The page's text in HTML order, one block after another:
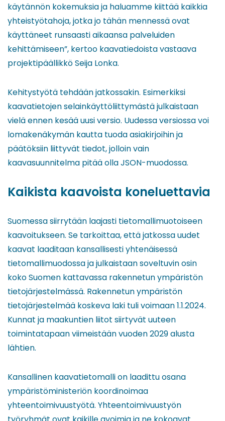
käytännön kokemuksia ja haluamme kiittää kaikkia
yhteistyötahoja, jotka jo tähän mennessä ovat
käyttäneet runsaasti aikaansa palveluiden
kehittämiseen”, kertoo kaavatiedoista vastaava
projektipäällikkö Seija Lonka.
Kehitystyötä tehdään jatkossakin. Esimerkiksi
kaavatietojen selainkäyttöliittymästä julkaistaan
vielä ennen kesää uusi versio. Uudessa versiossa voi
lomakenäkymän kautta tuoda asiakirjoihin ja
päätöksiin liittyvät tiedot, jolloin vain
kaavasuunnitelma pitää olla JSON-muodossa.
Kaikista kaavoista koneluettavia
Suomessa siirrytään laajasti tietomallimuotoiseen
kaavoitukseen. Se tarkoittaa, että jatkossa uudet
kaavat laaditaan kansallisesti yhtenäisessä
tietomallimuodossa ja julkaistaan soveltuvin osin
koko Suomen kattavassa rakennetun ympäristön
tietojärjestelmässä. Rakennetun ympäristön
tietojärjestelmää koskeva laki tuli voimaan 1.1.2024.
Kunnat ja maakuntien liitot siirtyvät uuteen
toimintatapaan viimeistään vuoden 2029 alusta
lähtien.
Kansallinen kaavatietomalli on laadittu osana
ympäristöministeriön koordinoimaa
yhteentoimivuustyötä. Yhteentoimivuustyön